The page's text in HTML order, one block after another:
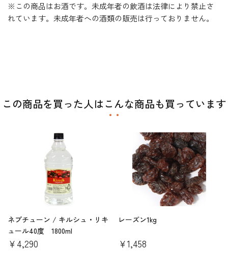
※この商品はお酒です。未成年者の飲酒は法律により禁止さ
れています。未成年者への酒類の販売は行っておりません。
この商品を買った人はこんな商品も買っています
ネプチューン / キルシュ・リキ
ュール40度 1800ml
￥4,290
レーズン1kg
￥1,458